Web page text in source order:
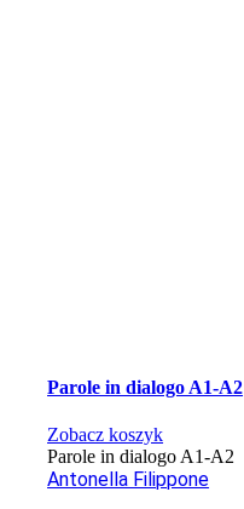
Parole in dialogo A1-A2
Zobacz koszyk
Parole in dialogo A1-A2
Antonella Filippone